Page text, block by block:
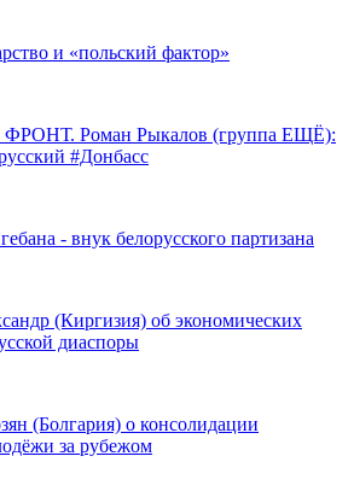
и «польский фактор»
Роман Рыкалов (группа ЕЩЁ):
#Донбасс
- внук белорусского партизана
(Киргизия) об экономических
диаспоры
(Болгария) о консолидации
за рубежом